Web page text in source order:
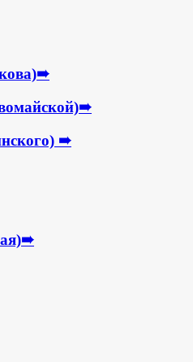
➠
➠
➠
➠